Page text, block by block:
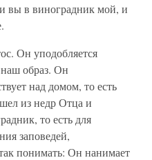
вы в виноградник мой, и
Он уподобляется
образ. Он
над домом, то есть
из недр Отца и
то есть для
заповедей,
понимать: Он нанимает